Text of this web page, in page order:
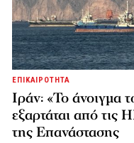
ΕΠΙΚΑΙΡΟΤΗΤΑ
Ιράν: «Το άνοιγμα
εξαρτάται από τις
της Επανάστασης